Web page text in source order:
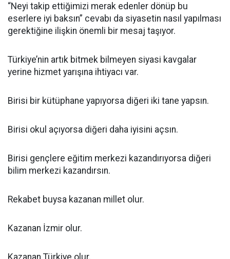
“Neyi takip ettiğimizi merak edenler dönüp bu
eserlere iyi baksın” cevabı da siyasetin nasıl yapılması
gerektiğine ilişkin önemli bir mesaj taşıyor.
Türkiye’nin artık bitmek bilmeyen siyasi kavgalar
yerine hizmet yarışına ihtiyacı var.
Birisi bir kütüphane yapıyorsa diğeri iki tane yapsın.
Birisi okul açıyorsa diğeri daha iyisini açsın.
Birisi gençlere eğitim merkezi kazandırıyorsa diğeri
bilim merkezi kazandırsın.
Rekabet buysa kazanan millet olur.
Kazanan İzmir olur.
Kazanan Türkiye olur.